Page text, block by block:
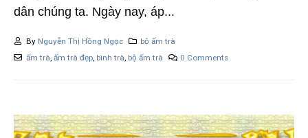
dân chúng ta. Ngày nay, áp...
By Nguyễn Thị Hồng Ngọc
bộ ấm trà
ấm trà ấm trà đẹp, bình trà bộ ấm trà 0 Comments